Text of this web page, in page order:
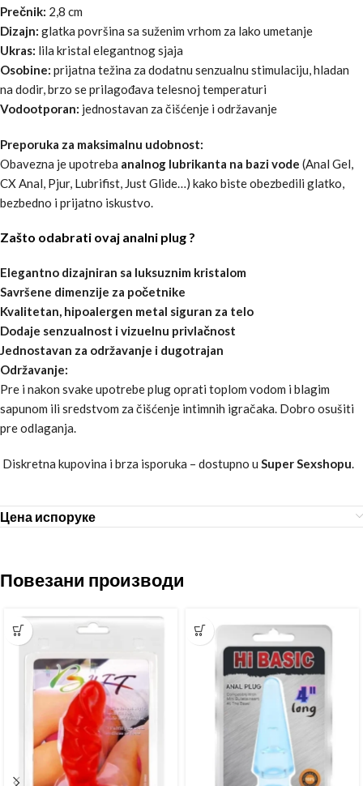
Prečnik: 2,8 cm
Dizajn: glatka površina sa suženim vrhom za lako umetanje
Ukras: lila kristal elegantnog sjaja
Osobine: prijatna težina za dodatnu senzualnu stimulaciju, hladan
na dodir, brzo se prilagođava telesnoj temperaturi
Vodootporan: jednostavan za čišćenje i održavanje
Preporuka za maksimalnu udobnost:
Obavezna je upotreba analnog lubrikanta na bazi vode (Anal Gel,
CX Anal, Pjur, Lubrifist, Just Glide…) kako biste obezbedili glatko,
bezbedno i prijatno iskustvo.
Zašto odabrati ovaj analni plug ?
Elegantno dizajniran sa luksuznim kristalom
Savršene dimenzije za početnike
Kvalitetan, hipoalergen metal siguran za telo
Dodaje senzualnost i vizuelnu privlačnost
Jednostavan za održavanje i dugotrajan
Održavanje:
Pre i nakon svake upotrebe plug oprati toplom vodom i blagim
sapunom ili sredstvom za čišćenje intimnih igračaka. Dobro osušiti
pre odlaganja.
Diskretna kupovina i brza isporuka – dostupno u Super Sexshopu.
Цена испоруке
Повезани производи